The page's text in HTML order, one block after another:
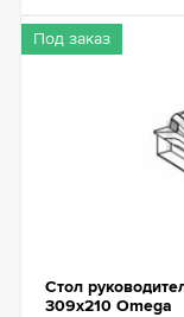
Под заказ
Стол
309х210 Omega